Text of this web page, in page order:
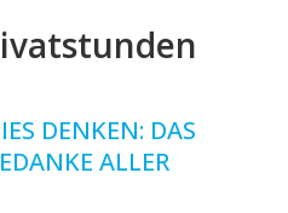
DENKEN: DAS
ALLER